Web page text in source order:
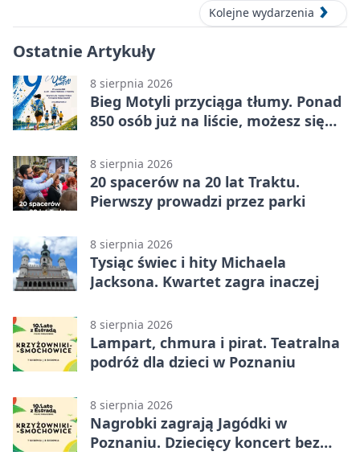
Kolejne wydarzenia
Ostatnie Artykuły
8 sierpnia 2026
Bieg Motyli przyciąga tłumy. Ponad
850 osób już na liście, możesz się
8 sierpnia 2026
20 spacerów na 20 lat Traktu.
Pierwszy prowadzi przez parki
8 sierpnia 2026
Tysiąc świec i hity Michaela
Jacksona. Kwartet zagra inaczej
8 sierpnia 2026
Lampart, chmura i pirat. Teatralna
podróż dla dzieci w Poznaniu
8 sierpnia 2026
Nagrobki zagrają Jagódki w
Poznaniu. Dziecięcy koncert bez